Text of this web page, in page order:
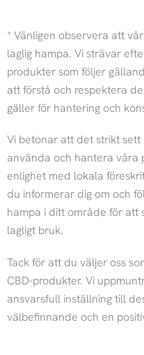
n
s
t
a
g
r
a
m
a
c
e
b
o
o
k
* Vänligen observera att
laglig hampa. Vi strävar
produkter som följer
att förstå och respektera
gäller för hantering och
Vi betonar att det strikt
använda och hantera våra
enlighet med lokala
du informerar dig om och
hampa i ditt område för att
lagligt bruk.
Tack för att du väljer oss
CBD-produkter. Vi
ansvarsfull inställning till
välbefinnande och en